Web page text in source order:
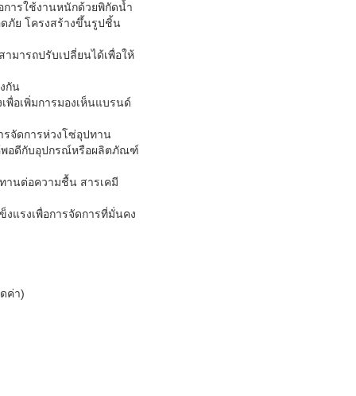
ารใช้งานหนักด้วยพิกัดน้ำ
ภัย โครงสร้างขึ้นรูปชิ้น
มารถปรับเปลี่ยนได้เพื่อให้
กัน
อเพิ่มการมองเห็นแบรนด์
จัดการห่วงโซ่อุปทาน
พอดีกับอุปกรณ์หรือผลิตภัณฑ์
านต่อความชื้น สารเคมี
แรงเพื่อการจัดการที่มั่นคง
ค่า)